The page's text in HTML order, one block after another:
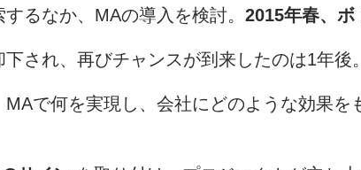
るなか、MAの導入を検討。 2015年春、ボ
され、再びチャンスが到来したのは1年後
MAで何を実現し、会社にどのような効果